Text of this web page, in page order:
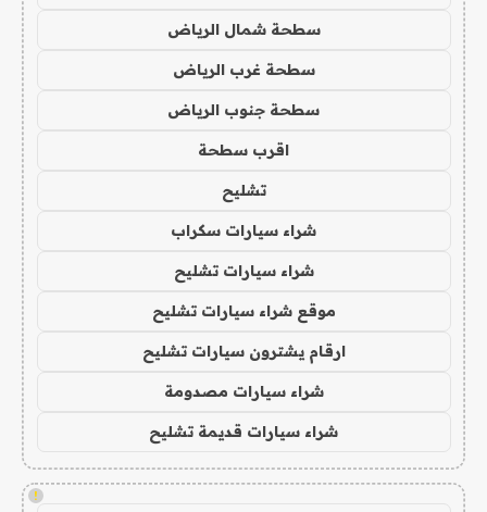
سطحة شمال الرياض
سطحة غرب الرياض
سطحة جنوب الرياض
اقرب سطحة
تشليح
شراء سيارات سكراب
شراء سيارات تشليح
موقع شراء سيارات تشليح
ارقام يشترون سيارات تشليح
شراء سيارات مصدومة
شراء سيارات قديمة تشليح
!